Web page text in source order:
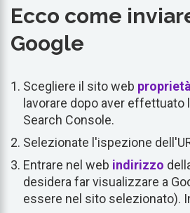
Ecco come
Google
Scegliere il sito web
lavorare dopo aver effettuato
Search Console.
Selezionate l'ispezione
Entrare nel web indirizzo
desidera far visualizzare a
essere nel sito selezionato).